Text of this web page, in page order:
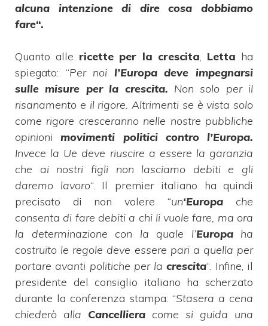
alcuna intenzione di dire cosa dobbiamo
fare“.
Quanto alle ricette per la crescita, Letta ha
spiegato: “Per noi l’Europa deve impegnarsi
sulle misure per la crescita. Non solo per il
risanamento e il rigore. Altrimenti se è vista solo
come rigore cresceranno nelle nostre pubbliche
opinionimovimenti politici contro l’Europa.
Invece la Ue deve riuscire a essere la garanzia
che ai nostri figli non lasciamo debiti e gli
daremo lavoro“. Il premier italiano ha quindi
precisato di non volere “un‘Europa che
consenta di fare debiti a chi li vuole fare, ma ora
la determinazione con la quale l’Europaha
costruito le regole deve essere pari a quella per
portare avanti politiche per lacrescita“. Infine, il
presidente del consiglio italiano ha scherzato
durante la conferenza stampa: “Stasera a cena
chiederò alla Cancelliera come si guida una